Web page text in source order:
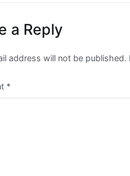
a Reply
address will not be published.
*